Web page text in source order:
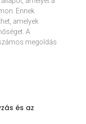
Ennek
amelyek
A
megoldás
és az